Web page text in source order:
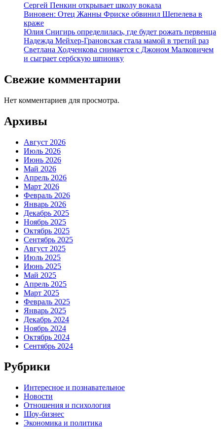
Сергей Пенкин открывает школу вокала
Виновен: Отец Жанны Фриске обвинил Шепелева в
краже
Юлия Снигирь определилась, где будет рожать первенца
Надежда Мейхер-Грановская стала мамой в третий раз
Светлана Ходченкова снимается с Джоном Малковичем
и сыграет сербскую шпионку
Свежие комментарии
Нет комментариев для просмотра.
Архивы
Август 2026
Июль 2026
Июнь 2026
Май 2026
Апрель 2026
Март 2026
Февраль 2026
Январь 2026
Декабрь 2025
Ноябрь 2025
Октябрь 2025
Сентябрь 2025
Август 2025
Июль 2025
Июнь 2025
Май 2025
Апрель 2025
Март 2025
Февраль 2025
Январь 2025
Декабрь 2024
Ноябрь 2024
Октябрь 2024
Сентябрь 2024
Рубрики
Интересное и познавательное
Новости
Отношения и психология
Шоу-бизнес
Экономика и политика